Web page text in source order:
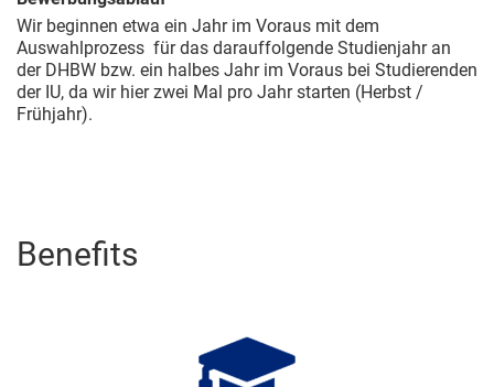
Wir beginnen etwa ein Jahr im Voraus mit dem
Auswahlprozess für das darauffolgende Studienjahr an
der DHBW bzw. ein halbes Jahr im Voraus bei Studierenden
der IU, da wir hier zwei Mal pro Jahr starten (Herbst /
Frühjahr).
Benefits